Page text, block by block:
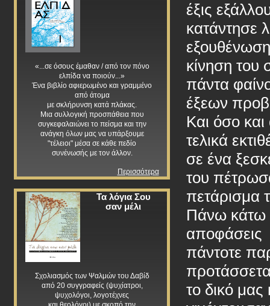
«...σε όσους έμαθαν / από τον πόνο
ελπίδα να ποιούν...»
Ένα βιβλίο αφιερωμένο και γραμμένο
από άτομα
με σκλήρυνση κατά πλάκας.
Μια συλλογική προσπάθεια που
συγκεφαλαιώνει το πείσμα και την
ανάγκη όλων μας να υπάρξουμε
"τέλειοι" μέσα σε κάθε πεδίο
συνένωσής με τον άλλον.
Περισσότερα
Τα λόγια Σου
σαν μέλι
Σχολιασμός των Ψαλμών του Δαβίδ
από 20 συγγραφείς (ψυχίατροι,
ψυχολόγοι, λογοτέχνες
έξις
κατάντησε
κίνηση του
πάντα
έξεων
Και όσο
τελικά
σε ένα
του
Πάνω κάτω
αποφάσεις
πάντοτε
το δικό